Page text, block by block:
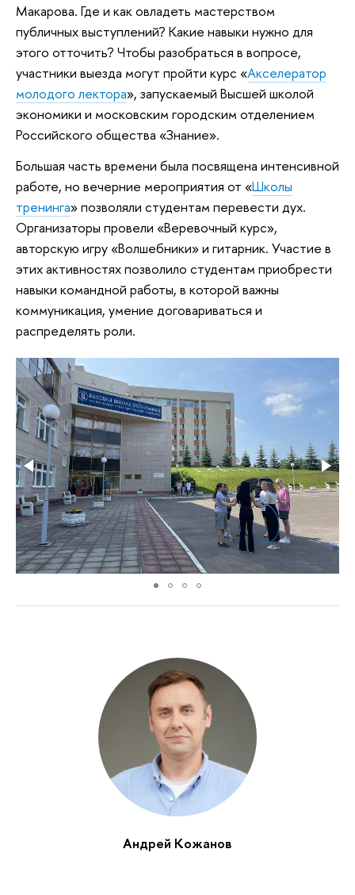
Макарова. Где и как овладеть мастерством
публичных выступлений? Какие навыки нужно для
этого отточить? Чтобы разобраться в вопросе,
участники выезда могут пройти курс «Акселератор
молодого лектора», запускаемый Высшей школой
экономики и московским городским отделением
Российского общества «Знание».
Большая часть времени была посвящена интенсивной
работе, но вечерние мероприятия от «Школы
тренинга» позволяли студентам перевести дух.
Организаторы провели «Веревочный курс»,
авторскую игру «Волшебники» и гитарник. Участие в
этих активностях позволило студентам приобрести
навыки командной работы, в которой важны
коммуникация, умение договариваться и
распределять роли.
Андрей Кожанов